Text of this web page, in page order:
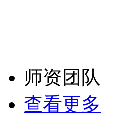
师资团队
查看更多